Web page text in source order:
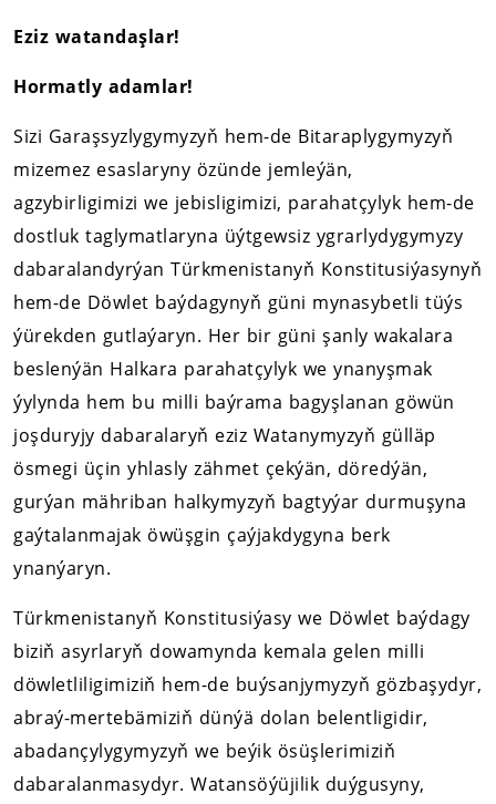
Eziz watandaşlar!
Hormatly adamlar!
Sizi Garaşsyzlygymyzyň hem-de Bitaraplygymyzyň
mizemez esaslaryny özünde jemleýän,
agzybirligimizi we jebisligimizi, parahatçylyk hem-de
dostluk taglymatlaryna üýtgewsiz ygrarlydygymyzy
dabaralandyrýan Türkmenistanyň Konstitusiýasynyň
hem-de Döwlet baýdagynyň güni mynasybetli tüýs
ýürekden gutlaýaryn. Her bir güni şanly wakalara
beslenýän Halkara parahatçylyk we ynanyşmak
ýylynda hem bu milli baýrama bagyşlanan göwün
joşduryjy dabaralaryň eziz Watanymyzyň gülläp
ösmegi üçin yhlasly zähmet çekýän, döredýän,
gurýan mähriban halkymyzyň bagtyýar durmuşyna
gaýtalanmajak öwüşgin çaýjakdygyna berk
ynanýaryn.
Türkmenistanyň Konstitusiýasy we Döwlet baýdagy
biziň asyrlaryň dowamynda kemala gelen milli
döwletliligimiziň hem-de buýsanjymyzyň gözbaşydyr,
abraý-mertebämiziň dünýä dolan belentligidir,
abadançylygymyzyň we beýik ösüşlerimiziň
dabaralanmasydyr. Watansöýüjilik duýgusyny,